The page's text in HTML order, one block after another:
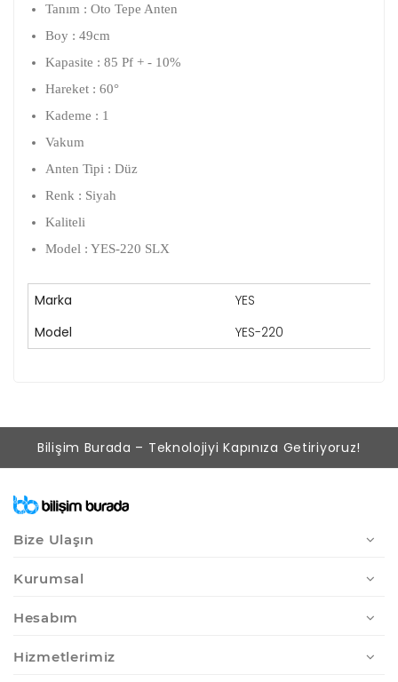
Tanım : Oto Tepe Anten
Boy : 49cm
Kapasite : 85 Pf + - 10%
Hareket : 60°
Kademe : 1
Vakum
Anten Tipi : Düz
Renk : Siyah
Kaliteli
Model : YES-220 SLX
Marka
YES
Model
YES-220
Bilişim Burada – Teknolojiyi Kapınıza Getiriyoruz!
Bize Ulaşın
Kurumsal
Hesabım
Hizmetlerimiz